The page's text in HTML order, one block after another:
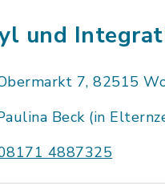
und
7, 82515
Beck (in
4887325